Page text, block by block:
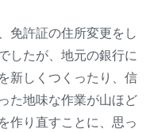
免許証の住所変更をし
したが、地元の銀行に
新しくつくったり、信
た地味な作業が山ほど
作り直すことに、思っ